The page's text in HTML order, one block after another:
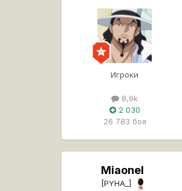
Игроки
8,9k
2 030
26 783 боя
Miaonel
[PYHA_]